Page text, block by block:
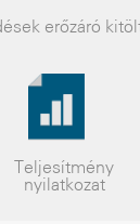
erõzáró
Teljesítmény
nyilatkozat